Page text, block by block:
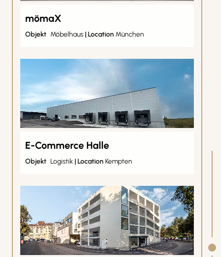
mömaX
Objekt Möbelhaus |LocationMünchen
E-Commerce Halle
Objekt Logistik |LocationKempten